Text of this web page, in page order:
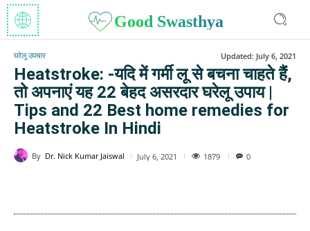
Good Swasthya
घरेलू उपचार Updated: July 6, 2021
Heatstroke: -यदि में गर्मी लू से बचना चाहते हैं,
तो अपनाएं यह 22 बेहद असरदार घरेलू उपाय |
Tips and 22 Best home remedies for
Heatstroke In Hindi
By Dr. Nick Kumar Jaiswal July 6, 2021 1879 0